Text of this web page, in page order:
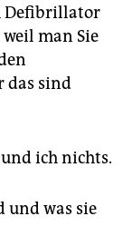
Defibrillator
man Sie
das sind
ich nichts.
und was sie